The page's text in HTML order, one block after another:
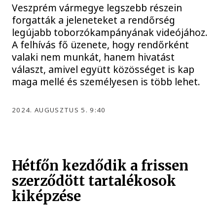
Veszprém vármegye legszebb részein
forgatták a jeleneteket a rendőrség
legújabb toborzókampányának videójához.
A felhívás fő üzenete, hogy rendőrként
valaki nem munkát, hanem hivatást
választ, amivel együtt közösséget is kap
maga mellé és személyesen is több lehet.
2024. AUGUSZTUS 5. 9:40
Hétfőn kezdődik a frissen
szerződött tartalékosok
kiképzése